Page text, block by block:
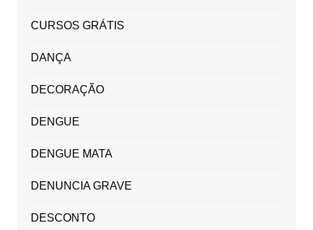
CURSOS GRÁTIS
DANÇA
DECORAÇÃO
DENGUE
DENGUE MATA
DENUNCIA GRAVE
DESCONTO